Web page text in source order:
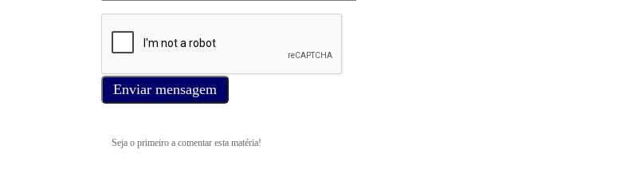
Enviar mensagem
Seja o primeiro a comentar esta matéria!